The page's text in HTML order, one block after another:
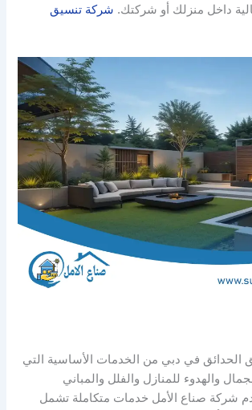
داخل منزلك أو شركتك. شركة تنسيق
الحدائق في دبي من الخدمات الأساسية التي
والهدوء للمنازل والفلل والمباني
شركة صناع الأمل خدمات متكاملة تشمل